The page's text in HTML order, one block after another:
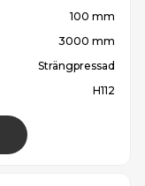
100 mm
3000 mm
Strängpressad
H112